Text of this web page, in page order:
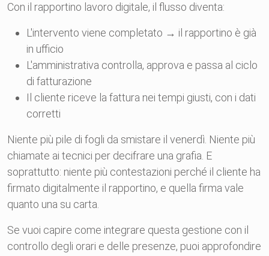
Con il rapportino lavoro digitale, il flusso diventa:
L'intervento viene completato → il rapportino è già
in ufficio
L'amministrativa controlla, approva e passa al ciclo
di fatturazione
Il cliente riceve la fattura nei tempi giusti, con i dati
corretti
Niente più pile di fogli da smistare il venerdì. Niente più
chiamate ai tecnici per decifrare una grafia. E
soprattutto: niente più contestazioni perché il cliente ha
firmato digitalmente il rapportino, e quella firma vale
quanto una su carta.
Se vuoi capire come integrare questa gestione con il
controllo degli orari e delle presenze, puoi approfondire